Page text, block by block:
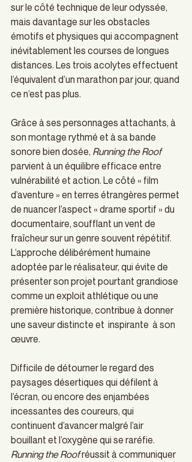
sur le côté technique de leur odyssée,
mais davantage sur les obstacles
émotifs et physiques qui accompagnent
inévitablement les courses de longues
distances. Les trois acolytes effectuent
l’équivalent d’un marathon par jour, quand
ce n’est pas plus.
Grâce à ses personnages attachants, à
son montage rythmé et à sa bande
sonore bien dosée, Running the Roof
parvient à un équilibre efficace entre
vulnérabilité et action. Le côté « film
d’aventure » en terres étrangères permet
de nuancer l’aspect « drame sportif » du
documentaire, soufflant un vent de
fraîcheur sur un genre souvent répétitif.
L’approche délibérément humaine
adoptée par le réalisateur, qui évite de
présenter son projet pourtant grandiose
comme un exploit athlétique ou une
première historique, contribue à donner
une saveur distincte et  inspirante  à son
œuvre.
Difficile de détourner le regard des
paysages désertiques qui défilent à
l’écran, ou encore des enjambées
incessantes des coureurs, qui
continuent d’avancer malgré l’air
bouillant et l’oxygène qui se raréfie.
Running the Roof réussit à communiquer